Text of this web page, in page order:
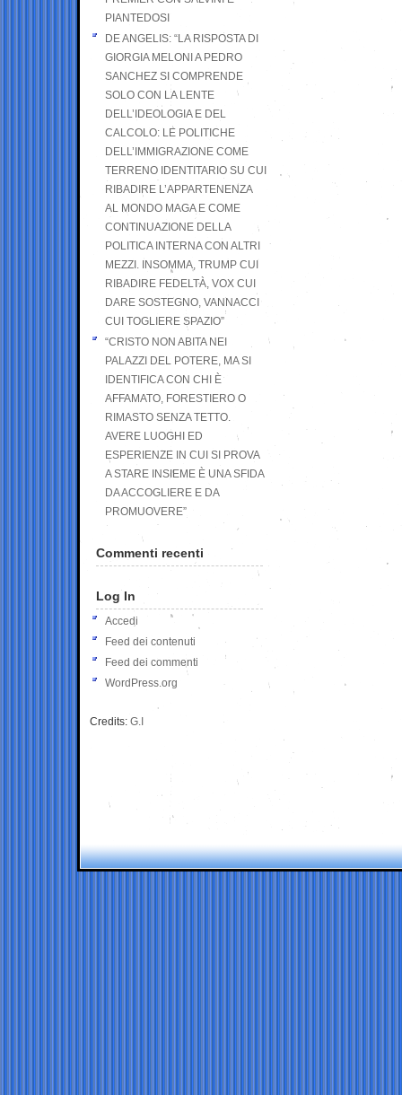
PIANTEDOSI
DE ANGELIS: “LA RISPOSTA DI
GIORGIA MELONI A PEDRO
SANCHEZ SI COMPRENDE
SOLO CON LA LENTE
DELL’IDEOLOGIA E DEL
CALCOLO: LE POLITICHE
DELL’IMMIGRAZIONE COME
TERRENO IDENTITARIO SU CUI
RIBADIRE L’APPARTENENZA
AL MONDO MAGA E COME
CONTINUAZIONE DELLA
POLITICA INTERNA CON ALTRI
MEZZI. INSOMMA, TRUMP CUI
RIBADIRE FEDELTÀ, VOX CUI
DARE SOSTEGNO, VANNACCI
CUI TOGLIERE SPAZIO”
“CRISTO NON ABITA NEI
PALAZZI DEL POTERE, MA SI
IDENTIFICA CON CHI È
AFFAMATO, FORESTIERO O
RIMASTO SENZA TETTO.
AVERE LUOGHI ED
ESPERIENZE IN CUI SI PROVA
A STARE INSIEME È UNA SFIDA
DA ACCOGLIERE E DA
PROMUOVERE”
Commenti recenti
Log In
Accedi
Feed dei contenuti
Feed dei commenti
WordPress.org
Credits: G.I